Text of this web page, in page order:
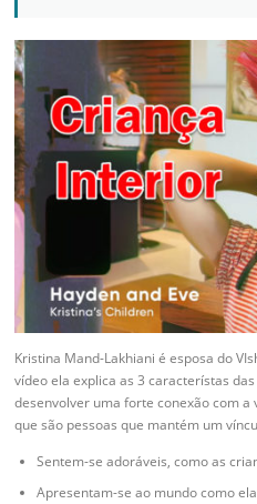
Kristina Mand-Lakhiani é esposa do
vídeo ela explica as 3 característas
desenvolver uma forte conexão com a
que são pessoas que mantém um
Sentem-se adoráveis, como as
Apresentam-se ao mundo como